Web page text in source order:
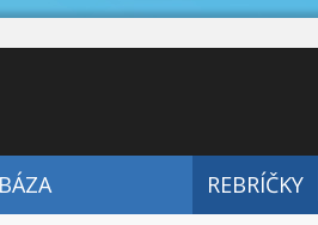
REBRÍČKY